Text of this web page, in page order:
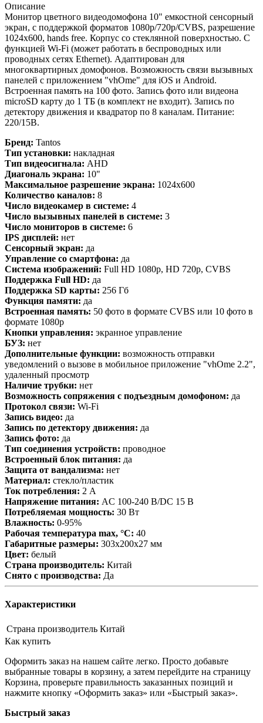
Описание
Монитор цветного видеодомофона 10" емкостной сенсорный
экран, с поддержкой форматов 1080р/720p/CVBS, разрешение
1024x600, hands free. Корпус со стеклянной поверхностью. С
функцией Wi-Fi (может работать в беспроводных или
проводных сетях Ethernet). Адаптирован для
многоквартирных домофонов. Возможность связи вызывных
панелей с приложением "vhOme" для iOS и Android.
Встроенная память на 100 фото. Запись фото или видеона
microSD карту до 1 ТБ (в комплект не входит). Запись по
детектору движения и квадратор по 8 каналам. Питание:
220/15В.
Бренд: Tantos
Тип установки: накладная
Тип видеосигнала: AHD
Диагональ экрана: 10"
Максимальное разрешение экрана: 1024x600
Количество каналов: 8
Число видеокамер в системе: 4
Число вызывных панелей в системе: 3
Число мониторов в системе: 6
IPS дисплей: нет
Сенсорный экран: да
Управление со смартфона: да
Система изображений: Full HD 1080p, HD 720p, CVBS
Поддержка Full HD: да
Поддержка SD карты: 256 Гб
Функция памяти: да
Встроенная память: 50 фото в формате CVBS или 10 фото в
формате 1080p
Кнопки управления: экранное управление
БУЗ: нет
Дополнительные функции: возможность отправки
уведомлений о вызове в мобильное приложение "vhOme 2.2",
удаленный просмотр
Наличие трубки: нет
Возможность сопряжения с подъездным домофоном: да
Протокол связи: Wi-Fi
Запись видео: да
Запись по детектору движения: да
Запись фото: да
Тип соединения устройств: проводное
Встроенный блок питания: да
Защита от вандализма: нет
Материал: стекло/пластик
Ток потребления: 2 А
Напряжение питания: AC 100-240 В/DC 15 В
Потребляемая мощность: 30 Вт
Влажность: 0-95%
Рабочая температура max, °С: 40
Габаритные размеры: 303х200х27 мм
Цвет: белый
Страна производитель: Китай
Снято с производства: Да
Характеристики
Страна производитель Китай
Как купить
Оформить заказ на нашем сайте легко. Просто добавьте
выбранные товары в корзину, а затем перейдите на страницу
Корзина, проверьте правильность заказанных позиций и
нажмите кнопку «Оформить заказ» или «Быстрый заказ».
Быстрый заказ